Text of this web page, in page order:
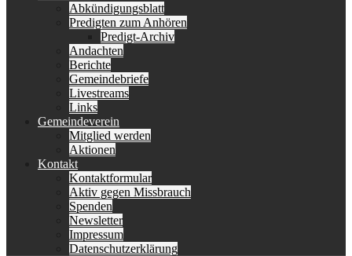
Abkündigungsblatt
Predigten zum Anhören
Predigt-Archiv
Andachten
Berichte
Gemeindebriefe
Livestreams
Links
Gemeindeverein
Mitglied werden
Aktionen
Kontakt
Kontaktformular
Aktiv gegen Missbrauch
Spenden
Newsletter
Impressum
Datenschutzerklärung